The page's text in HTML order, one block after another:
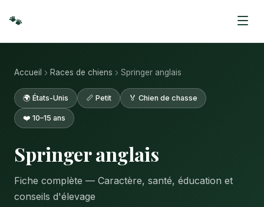
🐾
Accueil Races de chiens Springer anglais
🌍 États-Unis 📏 Petit 🏅 Chien de chasse
❤️ 10–15 ans
Springer anglais
Fiche complète — Caractère, santé, éducation et
conseils d'élevage